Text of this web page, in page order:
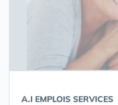
A.I EMPLOIS SERVICES